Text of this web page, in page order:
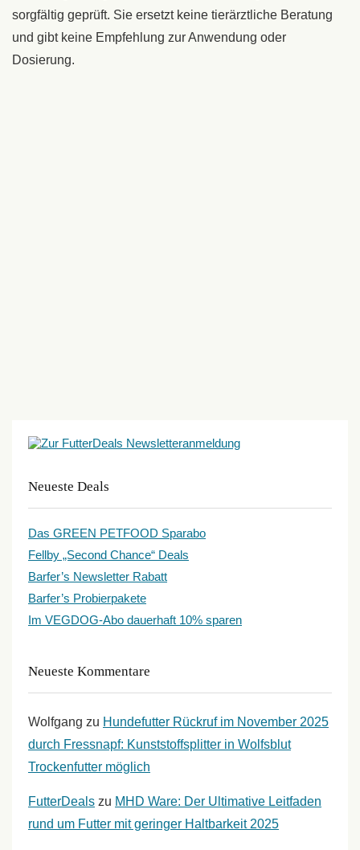
sorgfältig geprüft. Sie ersetzt keine tierärztliche Beratung
und gibt keine Empfehlung zur Anwendung oder
Dosierung.
Neueste Deals
Das GREEN PETFOOD Sparabo
Fellby „Second Chance“ Deals
Barfer’s Newsletter Rabatt
Barfer’s Probierpakete
Im VEGDOG-Abo dauerhaft 10% sparen
Neueste Kommentare
Wolfgang zu Hundefutter Rückruf im November 2025
durch Fressnapf: Kunststoffsplitter in Wolfsblut
Trockenfutter möglich
FutterDeals zu MHD Ware: Der Ultimative Leitfaden
rund um Futter mit geringer Haltbarkeit 2025